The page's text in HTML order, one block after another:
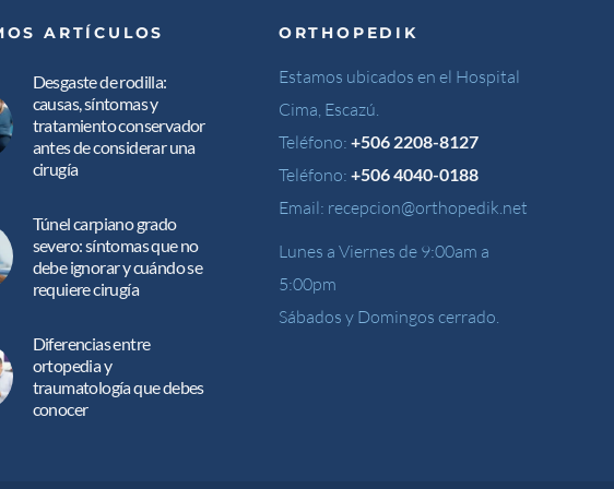
ARTÍCULOS
Desgaste de rodilla:
causas, síntomas y
tratamiento conservador
antes de considerar una
cirugía
Túnel carpiano grado
severo: síntomas que no
debe ignorar y cuándo se
requiere cirugía
Diferencias entre
ortopedia y
traumatología que debes
conocer
ORTHOPEDIK
Estamos ubicados en el Hospital
Cima, Escazú.
Teléfono: +506 2208-8127
Teléfono: +506 4040-0188
Email: recepcion@orthopedik.net
Lunes a Viernes de 9:00am a
5:00pm
Sábados y Domingos cerrado.